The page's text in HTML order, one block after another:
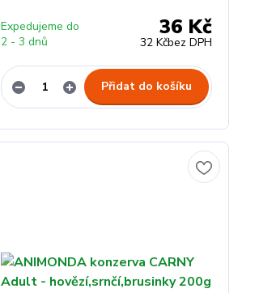
36 Kč
32 Kčbez DPH
Expedujeme do
2 - 3 dnů
Přidat do košíku